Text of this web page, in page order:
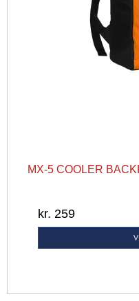
MX-5 COOLER
kr. 259